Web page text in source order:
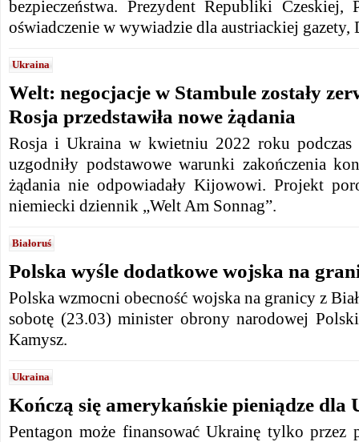
bezpieczeństwa. Prezydent Republiki Czeskiej,
oświadczenie w wywiadzie dla austriackiej gazety,
Ukraina
Welt: negocjacje w Stambule zostały
Rosja przedstawiła nowe żądania
Rosja i Ukraina w kwietniu 2022 roku podczas
uzgodniły podstawowe warunki zakończenia
żądania nie odpowiadały Kijowowi. Projekt
niemiecki dziennik „Welt Am Sonnag”.
Białoruś
Polska wyśle ​​dodatkowe wojska na
Polska wzmocni obecność wojska na granicy z
sobotę (23.03) minister obrony narodowej
Kamysz.
Ukraina
Kończą się amerykańskie pieniądze dla
Pentagon może finansować Ukrainę tylko przez